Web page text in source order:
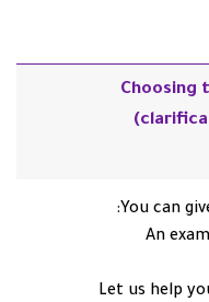
Choosing
You can
An
Let us help